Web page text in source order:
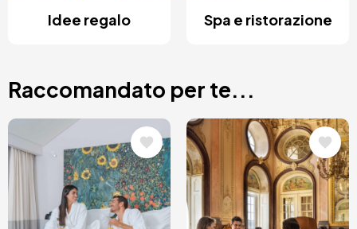
Idee regalo Spa e ristorazione
Raccomandato per te...
Immagine
Immagine